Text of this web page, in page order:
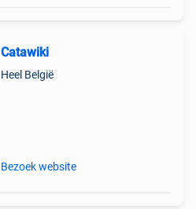
Catawiki
Heel België
Bezoek website